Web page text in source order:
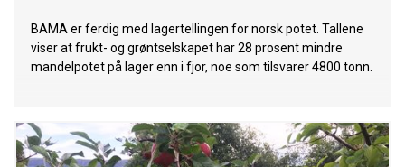
BAMA er ferdig med lagertellingen for norsk potet. Tallene
viser at frukt- og grøntselskapet har 28 prosent mindre
mandelpotet på lager enn i fjor, noe som tilsvarer 4800 tonn.